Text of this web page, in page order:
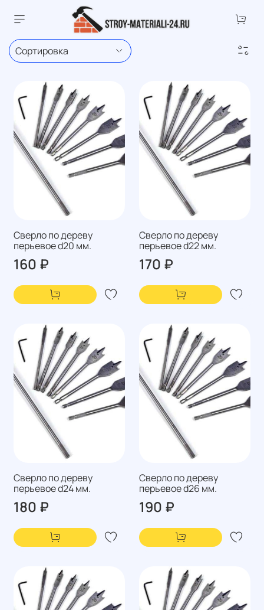
Сверло по дереву
перьевое d20 мм.
160 ₽
Сверло по дереву
перьевое d22 мм.
170 ₽
Сверло по дереву
перьевое d24 мм.
180 ₽
Сверло по дереву
перьевое d26 мм.
190 ₽